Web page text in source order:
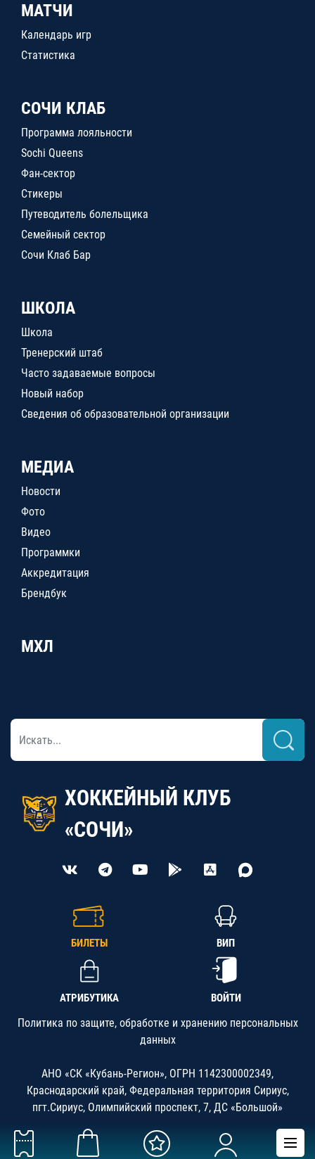
МАТЧИ
Календарь игр
Статистика
СОЧИ КЛАБ
Программа лояльности
Sochi Queens
Фан-сектор
Стикеры
Путеводитель болельщика
Семейный сектор
Сочи Клаб Бар
ШКОЛА
Школа
Тренерский штаб
Часто задаваемые вопросы
Новый набор
Сведения об образовательной организации
МЕДИА
Новости
Фото
Видео
Программки
Аккредитация
Брендбук
МХЛ
ХОККЕЙНЫЙ КЛУБ
«СОЧИ»
БИЛЕТЫ ВИП
АТРИБУТИКА ВОЙТИ
Политика по защите, обработке и хранению персональных
данных
АНО «СК «Кубань-Регион», ОГРН 1142300002349,
Краснодарский край, Федеральная территория Сириус,
пгт.Сириус, Олимпийский проспект, 7, ДС «Большой»